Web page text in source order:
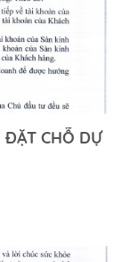
ĐẶT CHỖ DỰ